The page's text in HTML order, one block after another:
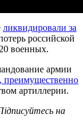
ликвидировали за
российской
военных.
армии
преимущественно
артиллерии.
на